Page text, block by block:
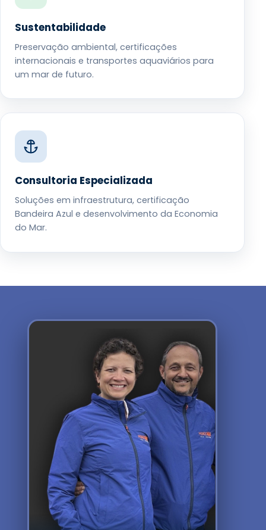
Sustentabilidade
Preservação ambiental, certificações
internacionais e transportes aquaviários para
um mar de futuro.
Consultoria Especializada
Soluções em infraestrutura, certificação
Bandeira Azul e desenvolvimento da Economia
do Mar.